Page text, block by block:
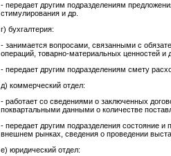
- передает другим подразделениям
стимулирования и др.
г) бухгалтерия:
- занимается вопросами, связанными с
операций, товарно-материальных ценностей и
- передает другим подразделениям смету
д) коммерческий отдел:
- работает со сведениями о заключенных
поквартальными данными о количестве
- передает другим подразделения состояние
внешнем рынках, сведения о проведении
е) юридический отдел: